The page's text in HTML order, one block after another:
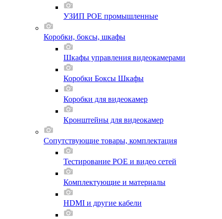
УЗИП POE промышленные
Коробки, боксы, шкафы
Шкафы управления видеокамерами
Коробки Боксы Шкафы
Коробки для видеокамер
Кронштейны для видеокамер
Сопутствующие товары, комплектация
Тестирование POE и видео сетей
Комплектующие и материалы
HDMI и другие кабели